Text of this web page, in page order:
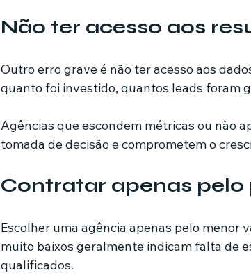
Não ter acesso aos
Outro erro grave é não ter acesso aos
quanto foi investido, quantos leads foram
Agências que escondem métricas ou não
tomada de decisão e comprometem o
Contratar apenas pelo
Escolher uma agência apenas pelo menor
muito baixos geralmente indicam falta de
qualificados.